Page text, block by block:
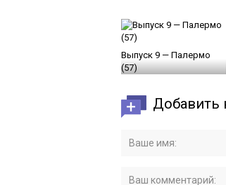
Выпуск 9 — Палермо
(57)
Добавить